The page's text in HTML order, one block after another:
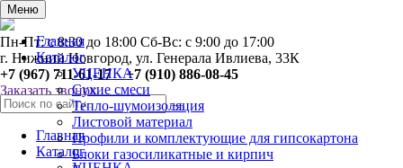
Меню
Главная
Каталог
УЦЕНКА
Сухие смеси
Тепло-шумоизоляция
Листовой материал
Профили и комплектующие для гипсокартона
Блоки газосиликатные и кирпич
0
Пн-Пт: с 8:30 до 18:00 Сб-Вс: с 9:00 до 17:00
г. Нижний Новгород, ул. Генерала Ивлиева, 33К
+7 (967) 711-61-17 +7 (910) 886-08-45
Заказать звонок
Главная
Каталог